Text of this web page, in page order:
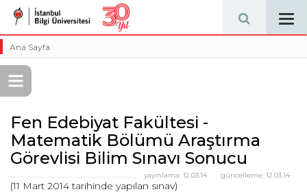
Ana Sayfa
Fen Edebiyat Fakültesi -
Matematik Bölümü Araştırma
Görevlisi Bilim Sınavı Sonucu
güncelleme: 12.03.14
yayınlama: 12.03.14
(11 Mart 2014 tarihinde yapılan sınav)